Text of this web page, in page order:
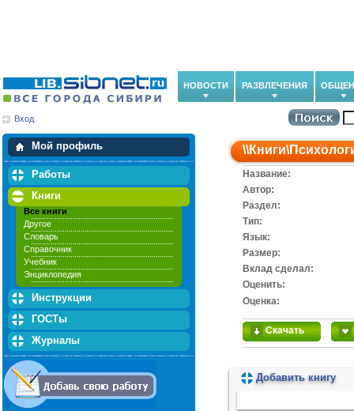
НОВОСТИ РАЗВЛЕЧЕНИЯ
Вход
Мой профиль
Мои закладки
Работы
Книги
Все книги
Другое
Словарь
Справочник
Учебник
Энциклопедия
Инструкции
ГОСТы
Журналы
\\Книги\
Название:
Автор:
Раздел:
Тип:
Язык:
Размер:
Вклад сделал:
Оценить:
Оценка:
Скачать
Добавить книгу